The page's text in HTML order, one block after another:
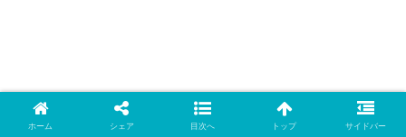
ホーム シェア 目次へ トップ サイドバー